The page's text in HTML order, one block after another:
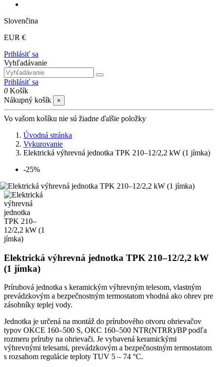
Slovenčina
EUR €
Prihlásiť sa
Vyhľadávanie
Prihlásiť sa
0 Košík
Nákupný košík
×
Vo vašom košíku nie sú žiadne ďalšie položky
Úvodná stránka
Vykurovanie
Elektrická výhrevná jednotka TPK 210–12/2,2 kW (1 jímka)
-25%
Elektrická výhrevná jednotka TPK 210–12/2,2 kW
(1 jímka)
Prírubová jednotka s keramickým výhrevným telesom, vlastným
prevádzkovým a bezpečnostným termostatom vhodná ako ohrev pre
zásobníky teplej vody.
Jednotka je určená na montáž do prírubového otvoru ohrievačov
typov OKCE 160–500 S, OKC 160–500 NTR(NTRR)/BP podľa
rozmeru príruby na ohrievači. Je vybavená keramickými
výhrevnými telesami, prevádzkovým a bezpečnostným termostatom
s rozsahom regulácie teploty TUV 5 – 74 °C.